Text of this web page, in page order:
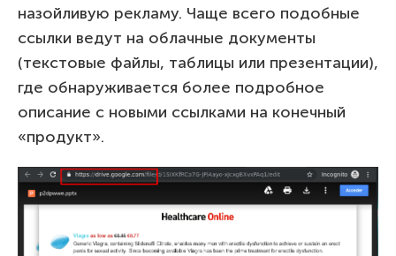
назойливую рекламу. Чаще всего подобные
ссылки ведут на облачные документы
(текстовые файлы, таблицы или презентации),
где обнаруживается более подробное
описание с новыми ссылками на конечный
«продукт».